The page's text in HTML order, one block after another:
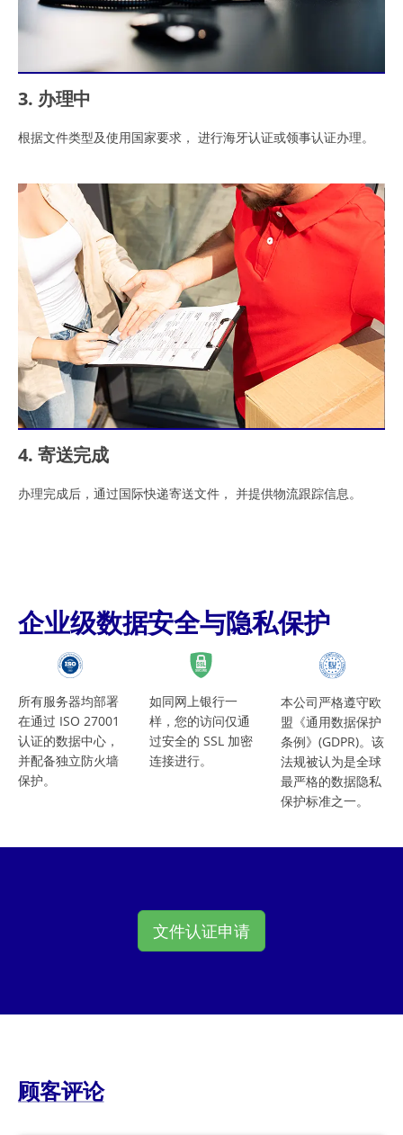
3. 办理中
根据文件类型及使用国家要求， 进行海牙认证或领事认证办理。
4. 寄送完成
办理完成后，通过国际快递寄送文件， 并提供物流跟踪信息。
企业级数据安全与隐私保护
所有服务器均部署
在通过 ISO 27001
认证的数据中心，
并配备独立防火墙
保护。
如同网上银行一
样，您的访问仅通
过安全的 SSL 加密
连接进行。
本公司严格遵守欧
盟《通用数据保护
条例》(GDPR)。该
法规被认为是全球
最严格的数据隐私
保护标准之一。
文件认证申请
顾客评论